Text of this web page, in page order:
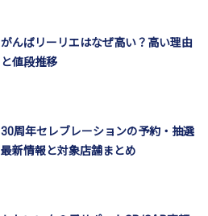
がんばリーリエはなぜ高い？高い理由
と値段推移
30周年セレブレーションの予約・抽選
最新情報と対象店舗まとめ